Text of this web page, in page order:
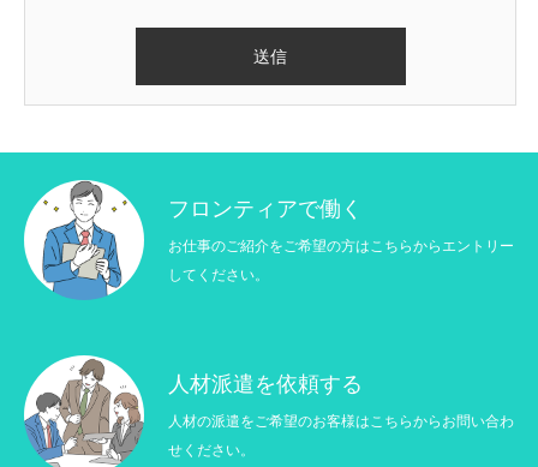
ご依頼・お問い合わせ
当社は、以下の場合を除いて、個人データを第三者へ
＜1＞法令に基づく場合
＜3＞公衆衛生の向上・児童の健全な育成のために必要
で、本人から同意を得ることが難しい場合
＜4＞国の機関や地方公共団体、その委託者などによる
法令事務の遂行にあたって協力する必要があり、かつ
本人の同意を得ることで事務遂行に影響が生じる可能
性がある場合
貴殿の個人情報について、ご本人には、開示・訂正・
削除・利用停止を請求する権利があります。手続きに
あたっては、ご本人確認のうえ対応させていただきま
すが、代理人の場合も可能です。詳細については、以
下へご連絡ください。
フロンティアで働く
お仕事のご紹介をご希望の方はこちらからエントリー
してください。
人材派遣を依頼する
人材の派遣をご希望のお客様はこちらからお問い合わ
せください。